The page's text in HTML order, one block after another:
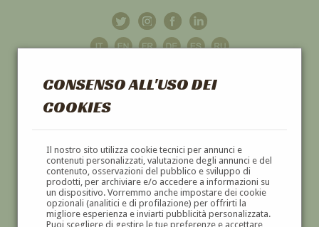
CONSENSO ALL'USO DEI
COOKIES
Il nostro sito utilizza cookie tecnici per annunci e
contenuti personalizzati, valutazione degli annunci e del
contenuto, osservazioni del pubblico e sviluppo di
prodotti, per archiviare e/o accedere a informazioni su
un dispositivo. Vorremmo anche impostare dei cookie
opzionali (analitici e di profilazione) per offrirti la
migliore esperienza e inviarti pubblicità personalizzata.
Puoi scegliere di gestire le tue preferenze e accettare,
GALLERIAD'ARTE
DIPINTI E SCULTURE '800 E '900